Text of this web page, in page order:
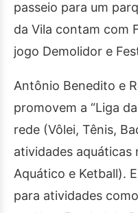
passeio para um
da Vila contam com
jogo Demolidor e
Antônio Benedito e
promovem a “Liga
rede (Vôlei, Tênis,
atividades aquáticas
Aquático e Ketball).
para atividades